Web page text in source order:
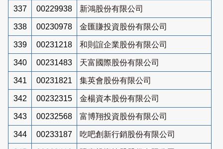
337 00229938 新鴻股份有限公司
338 00230978 金匯賺投資股份有限公司
339 00231218 和則誼企業股份有限公司
340 00231483 天富國際股份有限公司
341 00231821 集英會股份有限公司
342 00232315 金楊資本股份有限公司
343 00232568 富博翔投資股份有限公司
344 00233187 吃吧創新行銷股份有限公司